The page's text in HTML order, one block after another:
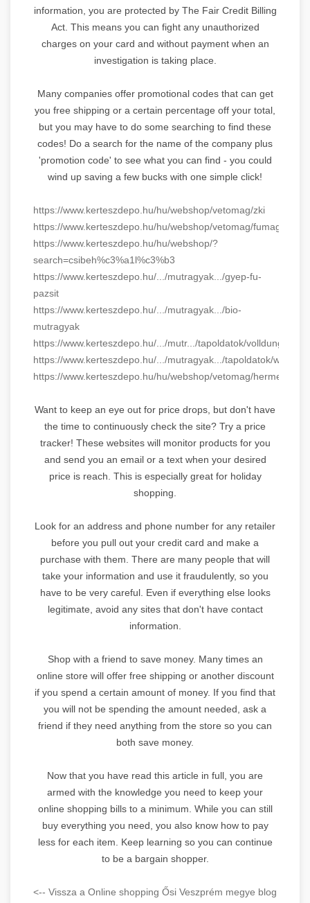
information, you are protected by The Fair Credit Billing
Act. This means you can fight any unauthorized
charges on your card and without payment when an
investigation is taking place.
Many companies offer promotional codes that can get
you free shipping or a certain percentage off your total,
but you may have to do some searching to find these
codes! Do a search for the name of the company plus
'promotion code' to see what you can find - you could
wind up saving a few bucks with one simple click!
https://www.kerteszdepo.hu/hu/webshop/vetomag/zki
https://www.kerteszdepo.hu/hu/webshop/vetomag/fumagok
https://www.kerteszdepo.hu/hu/webshop/?
search=csibeh%c3%a1l%c3%b3
https://www.kerteszdepo.hu/.../mutragyak.../gyep-fu-
pazsit
https://www.kerteszdepo.hu/.../mutragyak.../bio-
mutragyak
https://www.kerteszdepo.hu/.../mutr.../tapoldatok/volldunger
https://www.kerteszdepo.hu/.../mutragyak.../tapoldatok/wuxal
https://www.kerteszdepo.hu/hu/webshop/vetomag/hermes/
Want to keep an eye out for price drops, but don't have
the time to continuously check the site? Try a price
tracker! These websites will monitor products for you
and send you an email or a text when your desired
price is reach. This is especially great for holiday
shopping.
Look for an address and phone number for any retailer
before you pull out your credit card and make a
purchase with them. There are many people that will
take your information and use it fraudulently, so you
have to be very careful. Even if everything else looks
legitimate, avoid any sites that don't have contact
information.
Shop with a friend to save money. Many times an
online store will offer free shipping or another discount
if you spend a certain amount of money. If you find that
you will not be spending the amount needed, ask a
friend if they need anything from the store so you can
both save money.
Now that you have read this article in full, you are
armed with the knowledge you need to keep your
online shopping bills to a minimum. While you can still
buy everything you need, you also know how to pay
less for each item. Keep learning so you can continue
to be a bargain shopper.
<-- Vissza a Online shopping Ősi Veszprém megye blog